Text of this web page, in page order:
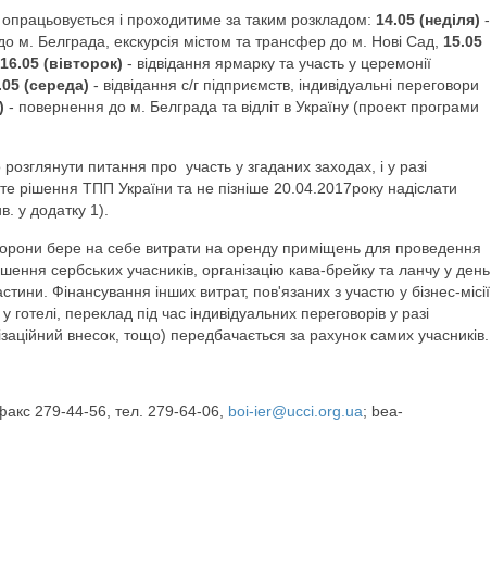
i проходитиме за таким розкладом: 14.05 (недiля) -
до м. Белграда, екскурсiя містом та трансфер до м. Hoвi Сад, 15.05
16.05 (вівторок) - вiдвiдання ярмарку та участь у церемонiї
(середа) - вiдвiдання с/г пiдприємств, iндивiдуальнi переговори
- повернення до м. Белграда та вiдлiт в Укpaїнy (проект програми
питання про участь у згаданих заходах, i у разi
рiшення ТПП України та не пiзнiше 20.04.2017року надiслати
у додатку 1).
бере на себе витрати на оренду примiщень для проведення
сербських учасникiв, органiзацiю кава-брейку та ланчу у день
Фiнансування iнших витрат, пов'язаних з участю у бiзнес-мiсії
готелi, переклад пiд час iндивiдуальних переговорiв у разi
внесок, тощо) передбачається за рахунок самих учасникiв.
279-44-56, тел. 279-64-06, boi-ier@ucci.org.ua; bеа-